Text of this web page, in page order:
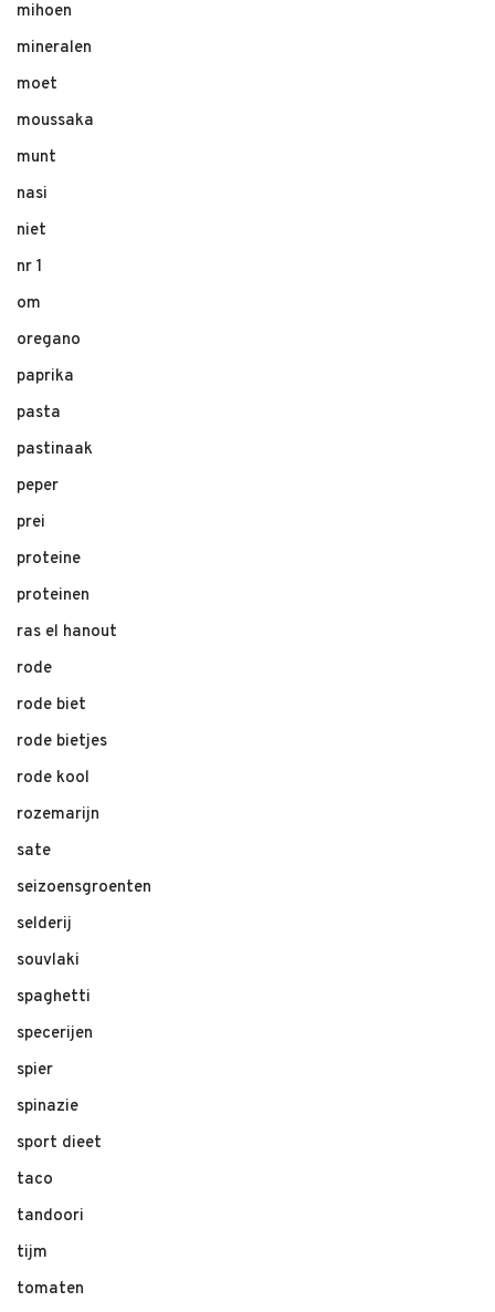
mihoen
mineralen
moet
moussaka
munt
nasi
niet
nr 1
om
oregano
paprika
pasta
pastinaak
peper
prei
proteine
proteinen
ras el hanout
rode
rode biet
rode bietjes
rode kool
rozemarijn
sate
seizoensgroenten
selderij
souvlaki
spaghetti
specerijen
spier
spinazie
sport dieet
taco
tandoori
tijm
tomaten